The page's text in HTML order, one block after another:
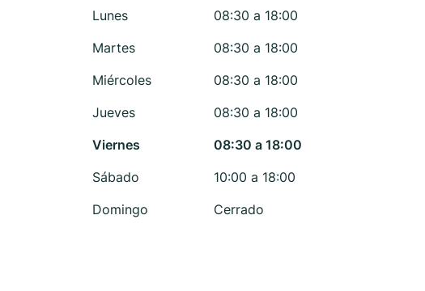
Lunes
08:30 a 18:00
Martes
08:30 a 18:00
Miércoles
08:30 a 18:00
Jueves
08:30 a 18:00
Viernes
08:30 a 18:00
Sábado
10:00 a 18:00
Domingo
Cerrado